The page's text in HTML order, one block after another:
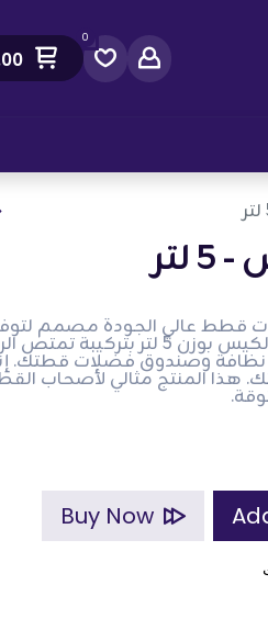
0
- 5 لتر هو فضلات قطط عالي الجودة مصمم
ممتاز في الروائح والنظافة. يتميز هذا الكيس بوزن 5 لتر
نظافة وصندوق فضلات قطتك.
هذا المنتج مثالي لأصحاب
Buy Now